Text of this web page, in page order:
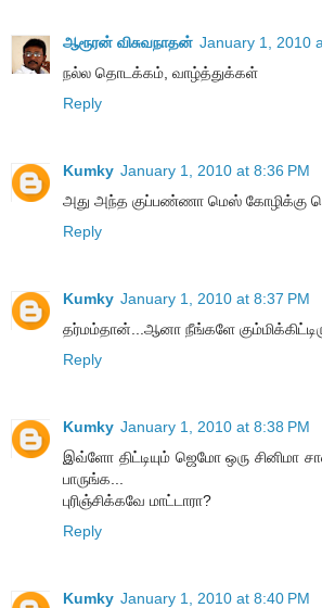
ஆரூரன் விசுவநாதன் January 1, 2010
நல்ல தொடக்கம், வாழ்த்துக்கள்
Reply
Kumky January 1, 2010 at 8:36 PM
அது அந்த குப்பண்ணா மெஸ் கோழிக்கு
Reply
Kumky January 1, 2010 at 8:37 PM
தர்மம்தான்...ஆனா நீங்களே
Reply
Kumky January 1, 2010 at 8:38 PM
இவ்ளோ திட்டியும் ஜெமோ ஒரு சினிமா
பாருங்க...
புரிஞ்சிக்கவே மாட்டாரா?
Reply
Kumky January 1, 2010 at 8:40 PM